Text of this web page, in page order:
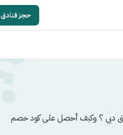
حجز فنادق
دبي ؟ وكيف أحصل على كود خصم